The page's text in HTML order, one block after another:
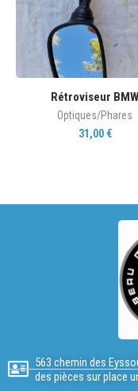
Rétroviseur BMW
Optiques/Phares
31,00 €
563 chemin des
des pièces sur place